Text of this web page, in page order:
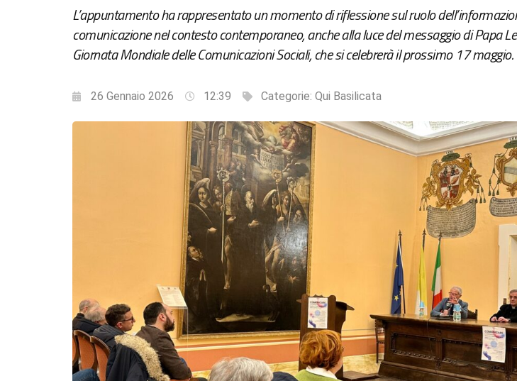
L’appuntamento ha rappresentato un momento di riflessione sul ruolo
comunicazione nel contesto contemporaneo, anche alla luce del messaggio di Papa
Giornata Mondiale delle Comunicazioni Sociali, che si celebrerà il prossimo 17 maggio.
26 Gennaio 2026 12:39 Categorie: Qui Basilicata